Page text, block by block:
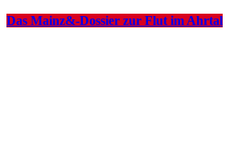
Das Mainz&-Dossier zur Flut im Ahrtal